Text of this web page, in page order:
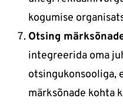
kogumise
Otsing
integreerida oma
otsingukonsooliga,
märksõnade kohta